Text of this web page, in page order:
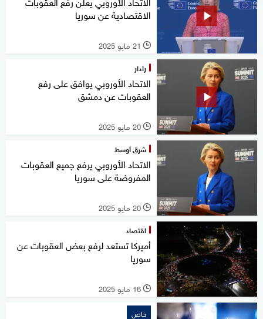
الاقتصادية عن سوريا
l 21 مايو 2025
رادار
الاتحاد الأوروبي يوافق على رفع
العقوبات عن دمشق
l 20 مايو 2025
شرق أوسط
الاتحاد الأوروبي يرفع جميع العقوبات
المفروضة على سوريا
l 20 مايو 2025
اقتصاد
أميركا تستعد لرفع بعض العقوبات عن
سوريا
l 16 مايو 2025
خاص